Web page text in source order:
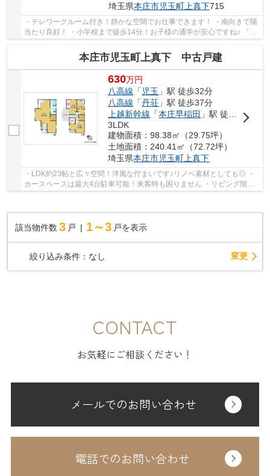
埼玉県本庄市児玉町上真下715
・テレワークルーム付き！静かな空間でお仕事できます！ ・南向きで陽
当たり良好！ ・小学校まで徒歩14分！お子様の通学が安心ですね♪ 「今
から見たい！」大歓迎です♪お気軽にお問い...
本庄市児玉町上真下 中古戸建
630万円
八高線 「 児玉 」駅 徒歩32分
八高線 「丹荘 」駅 徒歩37分
上越新幹線 「本庄早稲田 」駅 徒歩64分
3LDK
建物面積：98.38㎡（29.75坪）
土地面積：240.41㎡（72.72坪）
埼玉県本庄市児玉町上真下
・LDK約23帖と広々空間！洋風な佇まいです♪リノベ素材としても◎ ・
カースペースは最大4台駐車可能！来客時も困りません ・リビング階段
該当物件数 3 戸 1～3 戸を表示
絞り込み条件： なし 変更
CONTACT
お気軽にご相談ください！
メールでのお問い合わせ
電話でのお問い合わせ